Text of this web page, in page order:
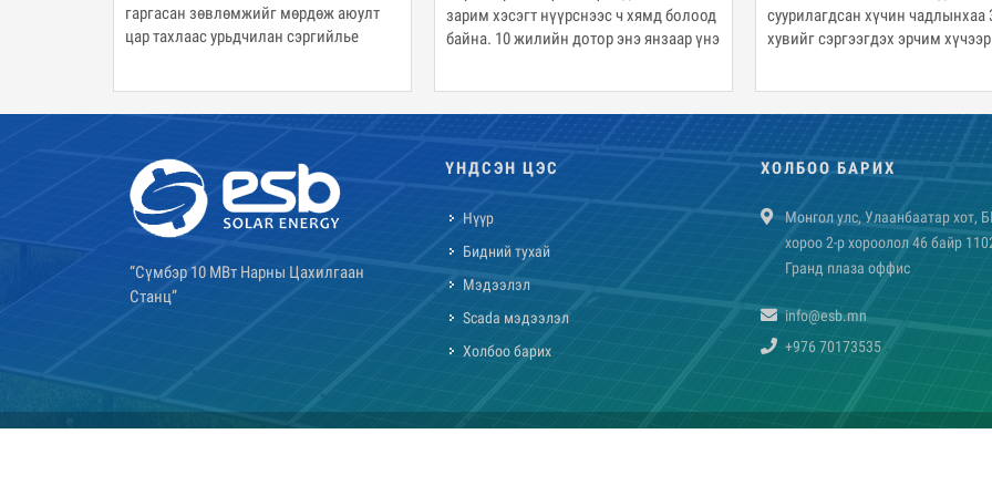
зарим хэсэгт нүүрснээс ч хямд болоод
байна. 10 жилийн дотор энэ янзаар үнэ
суурилагдсан хүчин чадлынхаа 30
хувийг сэргээгдэх эрчим хүчээр хангах
ДҮТ ХХК-иас хийсэн гол ажил
“Сүмбэр 10 МВт Нарны Цахилгаан
Станц”
ҮНДСЭН ЦЭС
Нүүр
Бидний тухай
Мэдээлэл
Scada мэдээлэл
Холбоо барих
ХОЛБОО БАРИХ
Монгол улс, Улаанбаатар хот,
хороо 2-р хороолол 46 байр
Гранд плаза оффис
info@esb.mn
+976 70173535